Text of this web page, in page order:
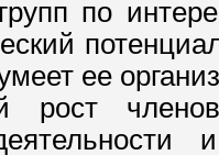
по
ее
рост